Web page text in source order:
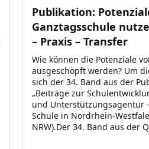
Publikation:
Ganztagsschule
– Praxis – Transfer
Wie können die Potenziale
ausgeschöpft werden? Um
sich der 34. Band aus der
„Beiträge zur
und Unterstützungsagentur
Schule in Nordrhein-
NRW).Der 34. Band aus der